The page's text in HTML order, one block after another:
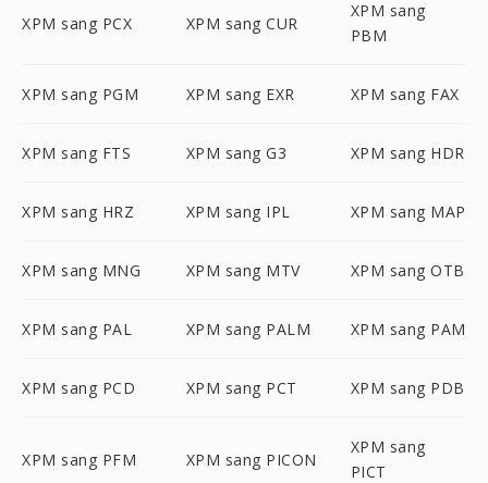
XPM sang PCX XPM sang CUR
XPM sang
PBM
XPM sang PGM XPM sang EXR XPM sang FAX
XPM sang FTS XPM sang G3 XPM sang HDR
XPM sang HRZ XPM sang IPL XPM sang MAP
XPM sang MNG XPM sang MTV XPM sang OTB
XPM sang PAL XPM sang PALM XPM sang PAM
XPM sang PCD XPM sang PCT XPM sang PDB
XPM sang PFM XPM sang PICON
XPM sang
PICT